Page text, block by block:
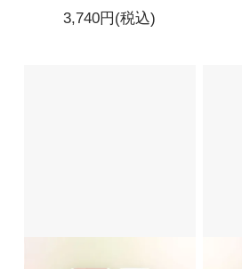
3,740円(税込)